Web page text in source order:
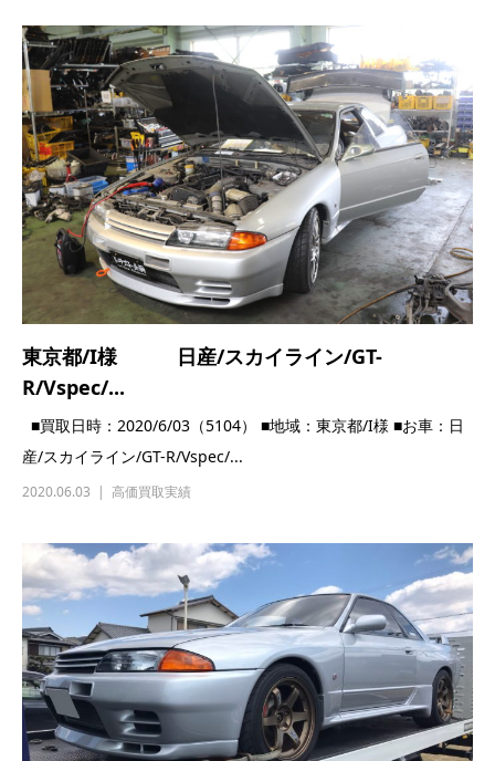
東京都/I様 日産/スカイライン/GT-
R/Vspec/...
■買取日時：2020/6/03（5104） ■地域：東京都/I様 ■お車：日
産/スカイライン/GT-R/Vspec/...
2020.06.03 高価買取実績
兵庫県/N様 日産/スカイライン/GT-
R/BNR32
■買取日時：2020/03/23（4975） ■地域：兵庫県/N様 ■お車：
日産/スカイライン/GT-R/BNR32...